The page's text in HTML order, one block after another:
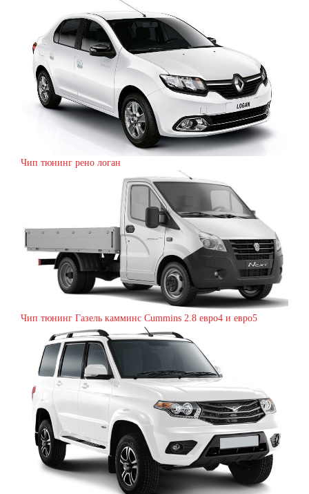
Чип тюнинг рено логан
Чип тюнинг Газель камминс Cummins 2.8 евро4 и евро5